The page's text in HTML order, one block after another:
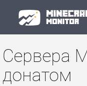
Сервера
донатом